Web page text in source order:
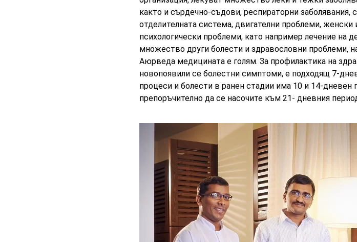
както и сърдечно-съдови, респираторни заболявания,
отделителната система, двигателни проблеми,
психологически проблеми, като напримерлечение на
множество други болести и здравословни проблеми,
Аюрведа медицината е голям. За профилактика на
новопоявили се болестни симптоми, е подходящ 7-
процеси и болести в ранен стадии има 10 и 14-дневен
препоръчително да се насочите към 21- дневния